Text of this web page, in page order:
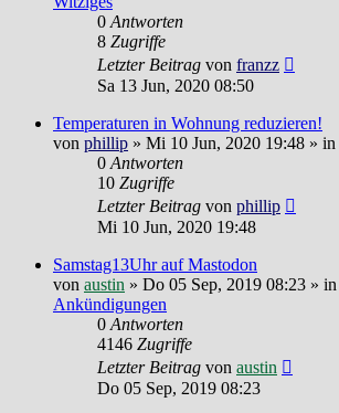
0Antworten
8 Zugriffe
Letzter Beitrag von franzz
Sa 13 Jun, 2020 08:50
Temperaturen in Wohnung reduzieren!
von phillip » Mi 10 Jun, 2020 19:48 » in
0Antworten
10 Zugriffe
Letzter Beitrag von phillip
Mi 10 Jun, 2020 19:48
Samstag13Uhr auf Mastodon
von austin » Do 05 Sep, 2019 08:23 » in
Ankündigungen
0Antworten
4146 Zugriffe
Letzter Beitrag von austin
Do 05 Sep, 2019 08:23